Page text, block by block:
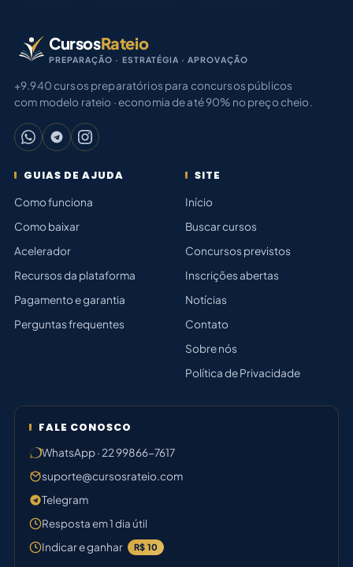
CursosRateio
PREPARAÇÃO · ESTRATÉGIA · APROVAÇÃO
+9.940 cursos preparatórios para concursos públicos
com modelo rateio · economia de até 90% no preço cheio.
GUIAS DE AJUDA
Como funciona
Como baixar
Acelerador
Recursos da plataforma
Pagamento e garantia
Perguntas frequentes
SITE
Início
Buscar cursos
Concursos previstos
Inscrições abertas
Notícias
Contato
Sobre nós
Política de Privacidade
FALE CONOSCO
WhatsApp · 22 99866-7617
suporte@cursosrateio.com
Telegram
Resposta em 1 dia útil
Indicar e ganhar
R$ 10